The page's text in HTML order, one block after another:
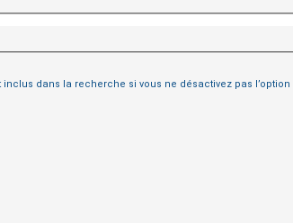
dans la recherche si vous ne désactivez pas l’option